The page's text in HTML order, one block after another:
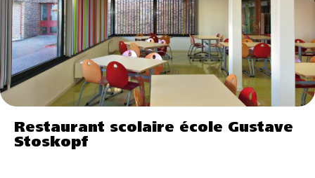
Restaurant scolaire école Gustave
Stoskopf